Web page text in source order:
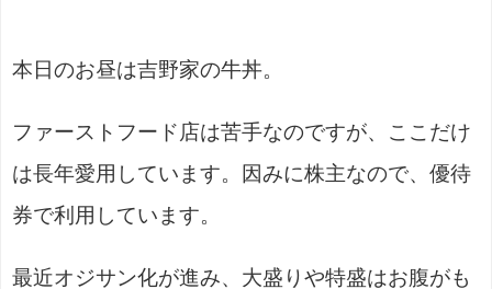
本日のお昼は吉野家の牛丼。
ファーストフード店は苦手なのですが、ここだけ
は長年愛用しています。因みに株主なので、優待
券で利用しています。
最近オジサン化が進み、大盛りや特盛はお腹がも